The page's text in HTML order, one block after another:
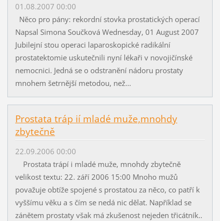
01.08.2007 00:00
Něco pro pány: rekordní stovka prostatických operací
Napsal Simona Součková Wednesday, 01 August 2007
Jubilejní stou operaci laparoskopické radikální
prostatektomie uskutečnili nyní lékaři v novojičínské
nemocnici. Jedná se o odstranění nádoru prostaty
mnohem šetrnější metodou, než...
Prostata tráp ií mladé muže,mnohdy
zbytečně
22.09.2006 00:00
Prostata trápí i mladé muže, mnohdy zbytečně
velikost textu: 22. září 2006 15:00 Mnoho mužů
považuje obtíže spojené s prostatou za něco, co patří k
vyššímu věku a s čím se nedá nic dělat. Například se
zánětem prostaty však má zkušenost nejeden třicátník..